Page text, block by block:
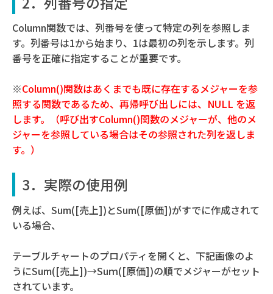
Column関数では、列番号を使って特定の列を参照しま
す。列番号は1から始まり、1は最初の列を示します。列
番号を正確に指定することが重要です。
※Column()関数はあくまでも既に存在するメジャーを参
照する関数であるため、再帰呼び出しには、NULL を返
します。
（呼び出すColumn()関数のメジャーが、他のメ
ジャーを参照している場合はその参照された列を返しま
す。）
3．実際の使用例
例えば、Sum([売上])とSum([原価])がすでに作成されて
いる場合、
テーブルチャートのプロパティを開くと、下記画像のよ
うにSum([売上])→Suｍ([原価])の順でメジャーがセット
されています。